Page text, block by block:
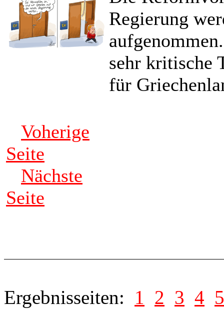
Regierung
sehr kritische
für
Voherige
Seite
Nächste
Seite
Ergebnisseiten: 1 2 3 4 5